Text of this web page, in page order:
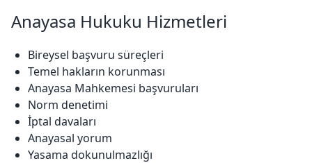
Anayasa Hukuku Hizmetleri
Bireysel başvuru süreçleri
Temel hakların korunması
Anayasa Mahkemesi başvuruları
Norm denetimi
İptal davaları
Anayasal yorum
Yasama dokunulmazlığı